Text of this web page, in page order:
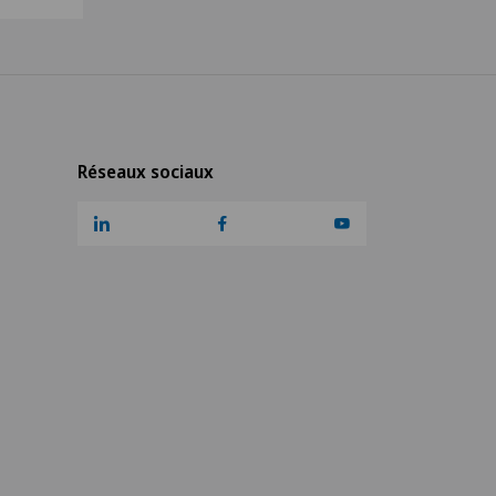
Réseaux sociaux